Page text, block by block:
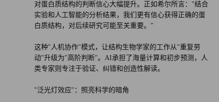
对蛋白质结构的判断信心大幅提升。正如希尔所言："结合
实验和人工智能的分析结果，我们更有信心获得正确的蛋
白质结构，对后续研究可能至关重要。"
这种"人机协作"模式，让结构生物学家的工作从"重复劳
动"升级为"高阶判断"。AI承担了海量计算和初步预测，人
类专家则专注于验证、纠错和创造性解读。
"泛光灯效应"：照亮科学的暗角